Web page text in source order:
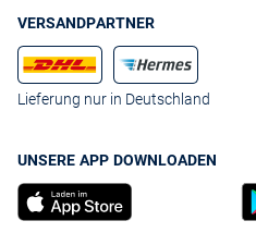
VERSANDPARTNER
Lieferung nur in Deutschland
UNSERE APP DOWNLOADEN